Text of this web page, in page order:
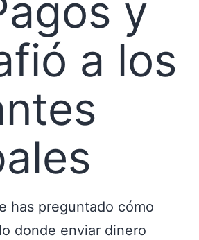
y
a los
has preguntado cómo
donde enviar dinero